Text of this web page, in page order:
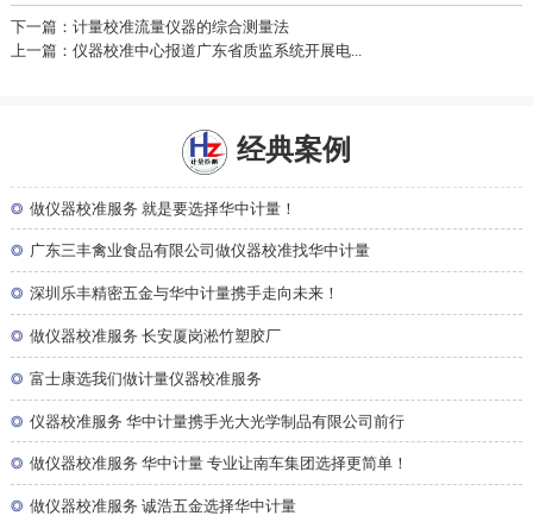
下一篇：计量校准流量仪器的综合测量法
上一篇：仪器校准中心报道广东省质监系统开展电...
经典案例
◎ 做仪器校准服务 就是要选择华中计量！
◎ 广东三丰禽业食品有限公司做仪器校准找华中计量
◎ 深圳乐丰精密五金与华中计量携手走向未来！
◎ 做仪器校准服务 长安厦岗淞竹塑胶厂
◎ 富士康选我们做计量仪器校准服务
◎ 仪器校准服务 华中计量携手光大光学制品有限公司前行
◎ 做仪器校准服务 华中计量 专业让南车集团选择更简单！
◎ 做仪器校准服务 诚浩五金选择华中计量